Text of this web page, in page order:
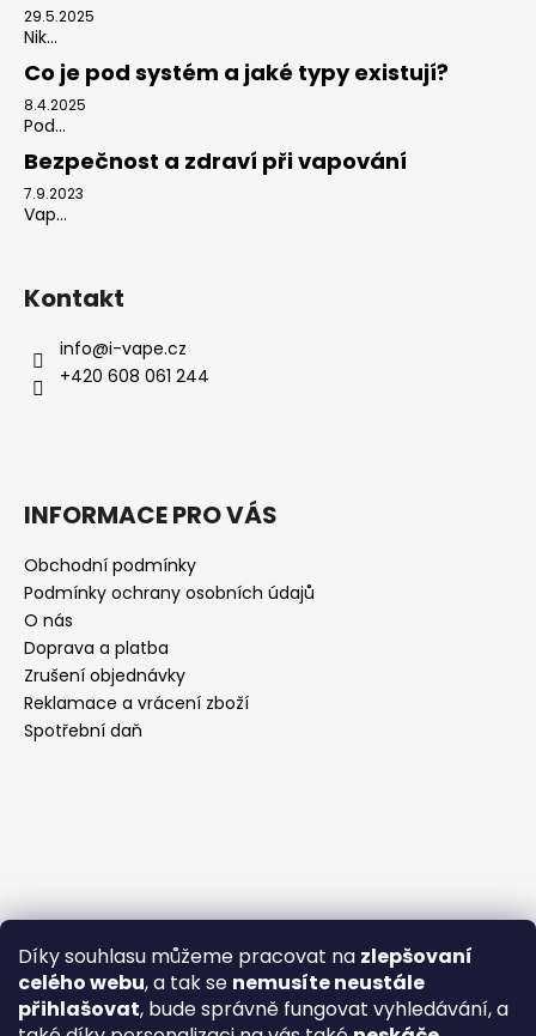
Díky souhlasu můžeme pracovat na zlepšovaní
celého webu, a tak se nemusíte neustále
přihlašovat, bude správně fungovat vyhledávání, a
29.5.2025
Nik...
Co je pod systém a jaké typy existují?
8.4.2025
Pod...
Bezpečnost a zdraví při vapování
7.9.2023
Vap...
Kontakt
info@i-vape.cz
+420 608 061 244
INFORMACE PRO VÁS
Obchodní podmínky
Podmínky ochrany osobních údajů
O nás
Doprava a platba
Zrušení objednávky
Reklamace a vrácení zboží
Spotřební daň